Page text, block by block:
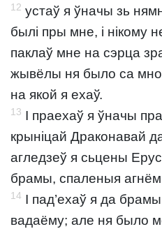
12 устаў я ўначы зь
былі пры мне, і нікому
паклаў мне на сэрца
жывёлы ня было са
на якой я ехаў.
13 І праехаў я ўначы
крыніцай Драконавай
агледзеў я сьцены
брамы, спаленыя
14 І пад’ехаў я да
вадаёму; але ня было